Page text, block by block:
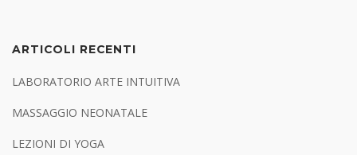
ARTICOLI RECENTI
LABORATORIO ARTE INTUITIVA
MASSAGGIO NEONATALE
LEZIONI DI YOGA